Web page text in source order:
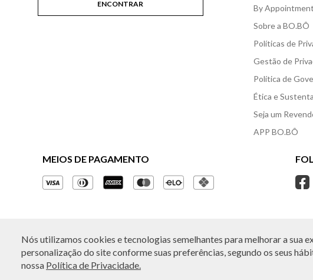
Nós utilizamos cookies e tecnologias semelhantes para melhorar a sua
personalização do site conforme suas preferências, segundo os seus
nossa Política de Privacidade.
By Appointment
Sobre a BO.BÔ
Políticas de
Gestão de
Política de
Ética e
Seja um
APP BO.BÔ
MEIOS DE PAGAMENTO
© Copyright 2026 - Todos os direitos reservados. A BO.BÔ reserva-
Horário de